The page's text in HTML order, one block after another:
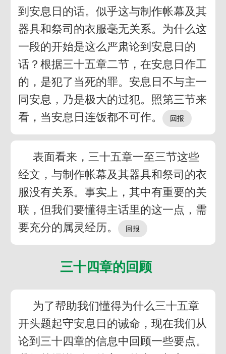
到安息日的话。似乎这与制作帐幕及其
器具和祭司的衣服毫无关系。为什么这
一段的开始是这么严肃论到安息日的
话？根据三十五章二节，在安息日作工
的，是犯了当死的罪。安息日不与主一
同安息，乃是极大的过犯。照第三节来
看，当安息日连饭都不可作。
表面看来，三十五章一至三节这些
经文，与制作帐幕及其器具和祭司的衣
服没有关系。事实上，其中有重要的关
联，但我们要懂得主话里的这一点，需
要充分的属灵经历。
三十四章的回顾
为了帮助我们懂得为什么三十五章
开头题起守安息日的诫命，现在我们从
论到三十四章的信息中回顾一些要点。